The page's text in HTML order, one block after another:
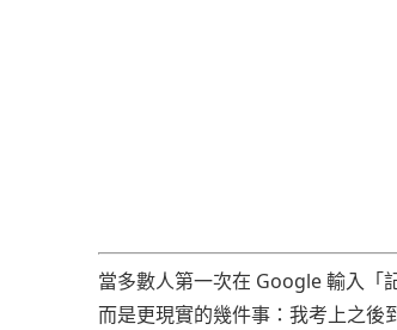
當多數人第一次在 Google 輸入「
而是更現實的幾件事：我考上之後